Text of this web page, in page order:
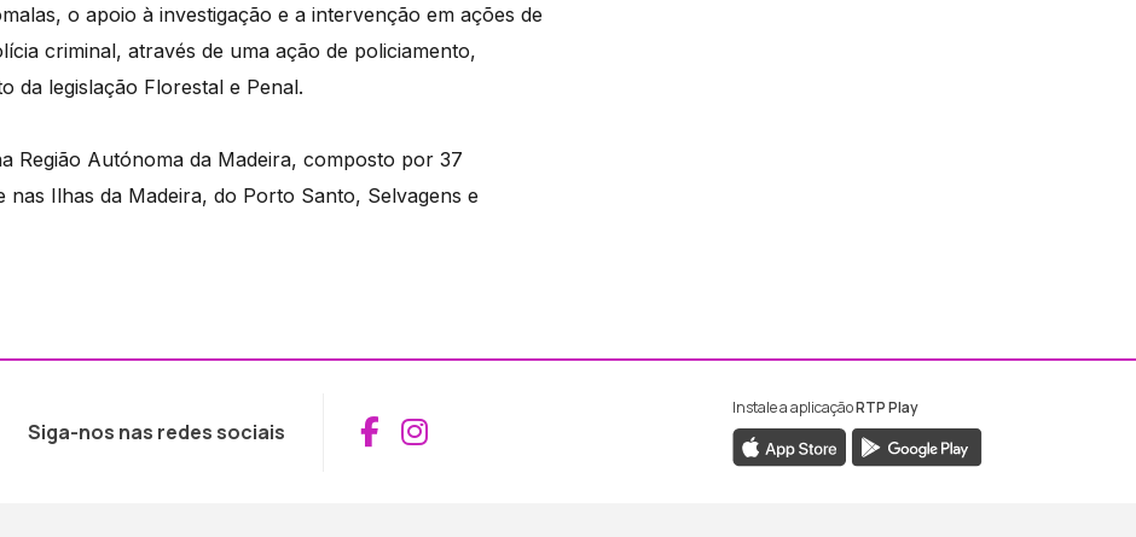
o apoio à investigação e a intervenção em ações de
criminal, através de uma ação de policiamento,
da legislação Florestal e Penal.
Região Autónoma da Madeira, composto por 37
Ilhas da Madeira, do Porto Santo, Selvagens e
Siga-nos nas redes sociais Aceder ao Facebook da RTP Madeira
Aceder ao Instagram da RTP Madeira
Instale a aplicaçãoRTP Play